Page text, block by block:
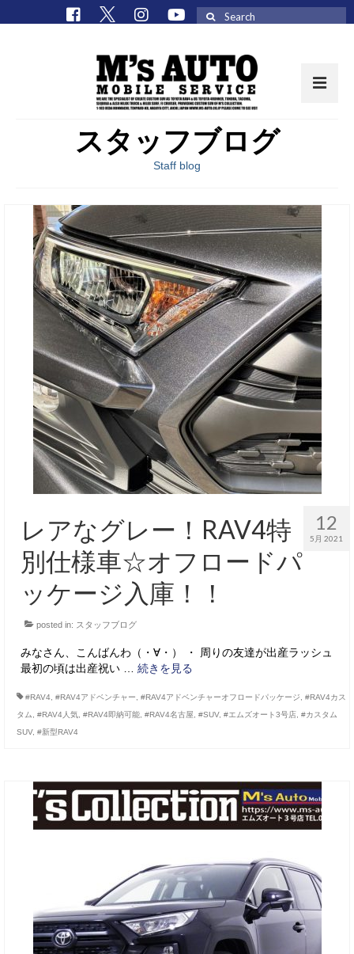
取扱車種一覧
在庫車一覧
M’sCollectionパーツ一覧
エムズオート
M’sCollection
エムズオートとは
サービス・保証
買取のご案内
店舗情報
店舗情報
トップメッセージ
スタッフ紹介
ブログ
イベント
ニュース
スタッフブログ
お客様の声
メールフォーム
電話はこちら
スタッフブログ
Staff blog
12
5月 2021
レアなグレー！RAV4特
別仕様車☆オフロードパ
ッケージ入庫！！
posted in: スタッフブログ
みなさん、こんばんわ（・∀・） ・ 周りの友達が出産ラッシュ
最初の頃は出産祝い … 続きを見る
#RAV4 #RAV4アドベンチャー #RAV4アドベンチャーオフロードパッケージ
#RAV4カス
タム
#RAV4人気 #RAV4即納可能 #RAV4名古屋 #SUV, #エムズオート3号店 #カスタム
SUV, #新型RAV4